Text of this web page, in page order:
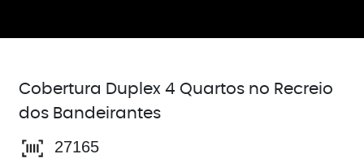
Cobertura Duplex 4 Quartos no Recreio
dos Bandeirantes
27165